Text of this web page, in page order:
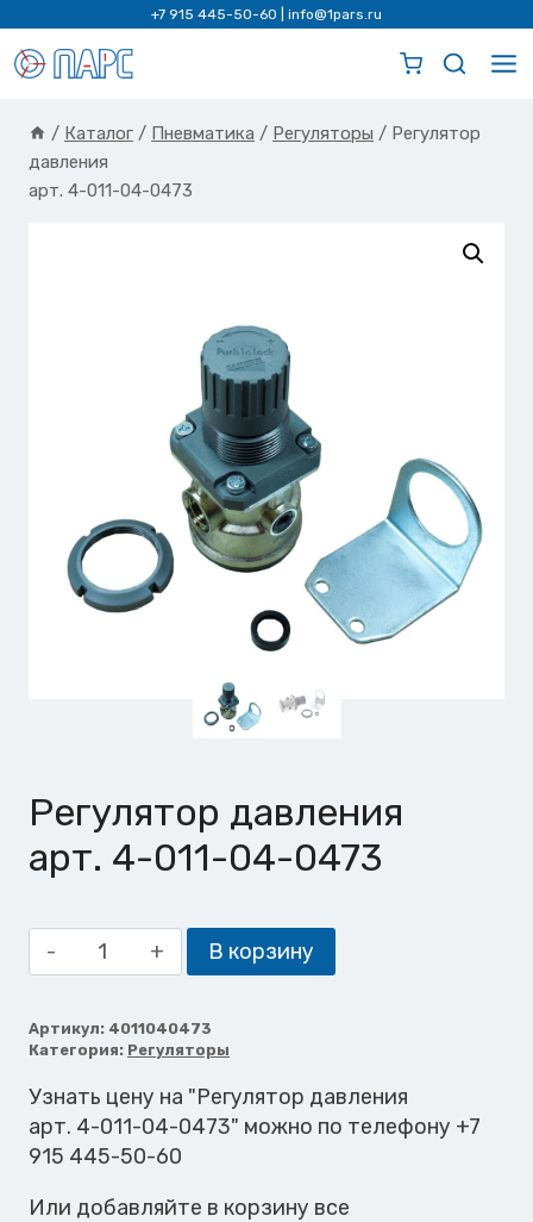
содержимому
+7 915 445-50-60 info@1pars.ru
/ Каталог / Пневматика / Регуляторы / Регулятор
давления
арт. 4-011-04-0473
Регулятор давления
арт. 4-011-04-0473
Количество
товара
давления
В корзину
Артикул: 4011040473
Категория: Регуляторы
Узнать цену на "Регулятор давления
арт. 4-011-04-0473" можно по телефону +7
915 445-50-60
Или добавляйте в корзину все